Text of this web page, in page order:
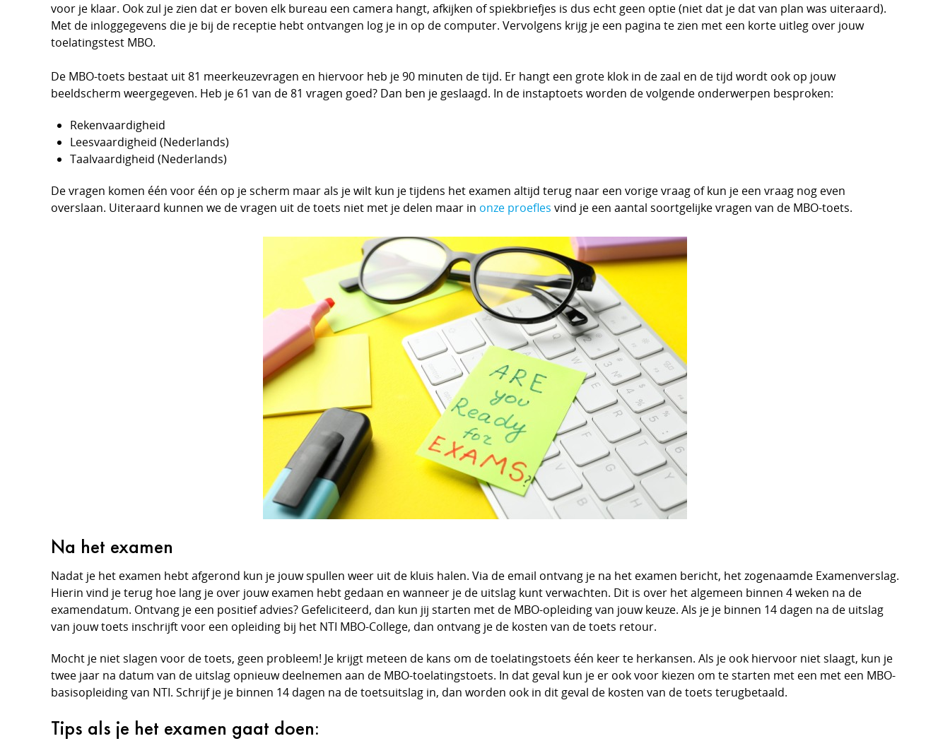
voor je klaar. Ook zul je zien dat er boven elk bureau een camera hangt, afkijken of spiekbriefjes is dus echt geen optie (niet dat je dat van plan was uiteraard).
Met de inloggegevens die je bij de receptie hebt ontvangen log je in op de computer. Vervolgens krijg je een pagina te zien met een korte uitleg over jouw
toelatingstest MBO.
De MBO-toets bestaat uit 81 meerkeuzevragen en hiervoor heb je 90 minuten de tijd. Er hangt een grote klok in de zaal en de tijd wordt ook op jouw
beeldscherm weergegeven. Heb je 61 van de 81 vragen goed? Dan ben je geslaagd. In de instaptoets worden de volgende onderwerpen besproken:
Rekenvaardigheid
Leesvaardigheid (Nederlands)
Taalvaardigheid (Nederlands)
De vragen komen één voor één op je scherm maar als je wilt kun je tijdens het examen altijd terug naar een vorige vraag of kun je een vraag nog even
overslaan. Uiteraard kunnen we de vragen uit de toets niet met je delen maar in onze proefles vind je een aantal soortgelijke vragen van de MBO-toets.
Na het examen
Nadat je het examen hebt afgerond kun je jouw spullen weer uit de kluis halen. Via de email ontvang je na het examen bericht, het zogenaamde Examenverslag.
Hierin vind je terug hoe lang je over jouw examen hebt gedaan en wanneer je de uitslag kunt verwachten. Dit is over het algemeen binnen 4 weken na de
examendatum. Ontvang je een positief advies? Gefeliciteerd, dan kun jij starten met de MBO-opleiding van jouw keuze. Als je je binnen 14 dagen na de uitslag
van jouw toets inschrijft voor een opleiding bij het NTI MBO-College, dan ontvang je de kosten van de toets retour.
Mocht je niet slagen voor de toets, geen probleem! Je krijgt meteen de kans om de toelatingstoets één keer te herkansen. Als je ook hiervoor niet slaagt, kun je
twee jaar na datum van de uitslag opnieuw deelnemen aan de MBO-toelatingstoets. In dat geval kun je er ook voor kiezen om te starten met een met een MBO-
basisopleiding van NTI. Schrijf je je binnen 14 dagen na de toetsuitslag in, dan worden ook in dit geval de kosten van de toets terugbetaald.
Tips als je het examen gaat doen: